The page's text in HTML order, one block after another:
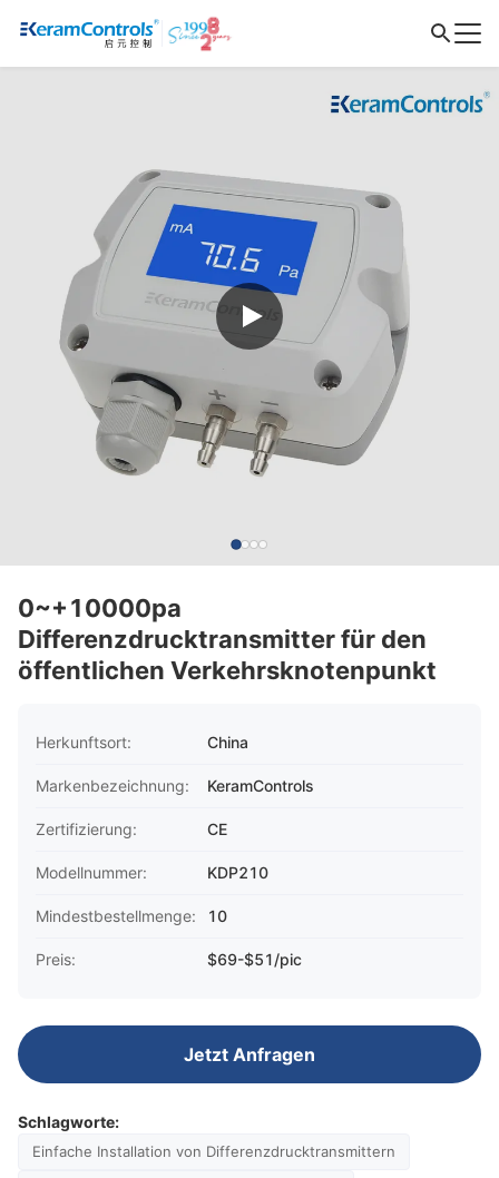
0~+10000pa
Differenzdrucktransmitter für den
öffentlichen Verkehrsknotenpunkt
Herkunftsort: China
Markenbezeichnung: KeramControls
Zertifizierung: CE
Modellnummer: KDP210
Mindestbestellmenge: 10
Preis: $69-$51/pic
Jetzt Anfragen
Schlagworte:
Einfache Installation von Differenzdrucktransmittern